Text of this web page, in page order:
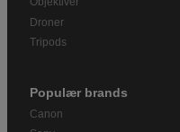
Droner
Tripods
Populær brands
Canon